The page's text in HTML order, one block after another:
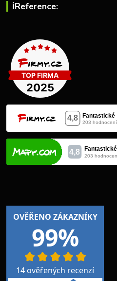
ℹ︎Reference: